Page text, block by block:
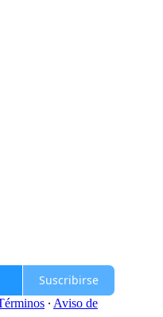
Suscribirse
∙ Aviso de